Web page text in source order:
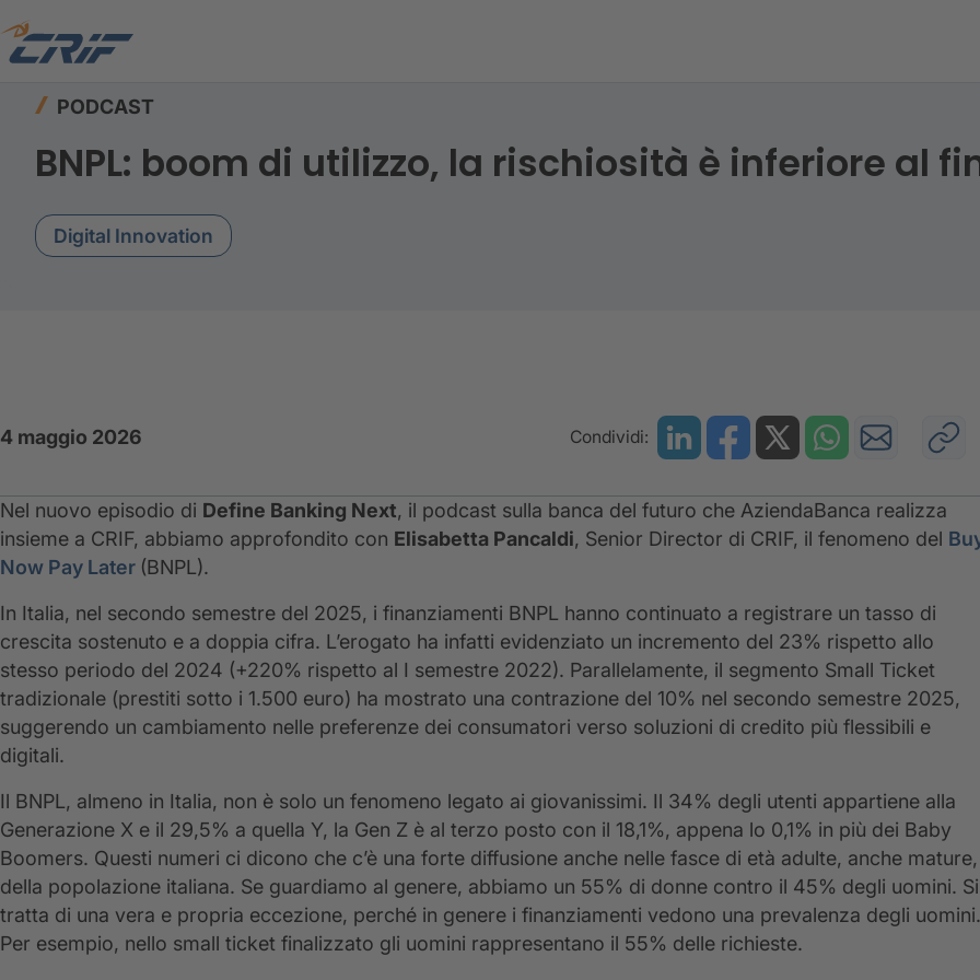
Home
PODCAST
BNPL: boom di utilizzo, la rischiosità è inferiore al
Digital Innovation
4 maggio 2026 Condividi:
Nel nuovo episodio di Define Banking Next, il podcast sulla banca del futuro che AziendaBanca realizza
insieme a CRIF, abbiamo approfondito con Elisabetta Pancaldi, Senior Director di CRIF, il fenomeno del
Now Pay Later (BNPL).
In Italia, nel secondo semestre del 2025, i finanziamenti BNPL hanno continuato a registrare un tasso di
crescita sostenuto e a doppia cifra. L’erogato ha infatti evidenziato un incremento del 23% rispetto allo
stesso periodo del 2024 (+220% rispetto al I semestre 2022). Parallelamente, il segmento Small Ticket
tradizionale (prestiti sotto i 1.500 euro) ha mostrato una contrazione del 10% nel secondo semestre 2025,
suggerendo un cambiamento nelle preferenze dei consumatori verso soluzioni di credito più flessibili e
digitali.
Il BNPL, almeno in Italia, non è solo un fenomeno legato ai giovanissimi. Il 34% degli utenti appartiene alla
Generazione X e il 29,5% a quella Y, la Gen Z è al terzo posto con il 18,1%, appena lo 0,1% in più dei Baby
Boomers. Questi numeri ci dicono che c’è una forte diffusione anche nelle fasce di età adulte, anche mature,
della popolazione italiana. Se guardiamo al genere, abbiamo un 55% di donne contro il 45% degli uomini. Si
tratta di una vera e propria eccezione, perché in genere i finanziamenti vedono una prevalenza degli uomini.
Per esempio, nello small ticket finalizzato gli uomini rappresentano il 55% delle richieste.